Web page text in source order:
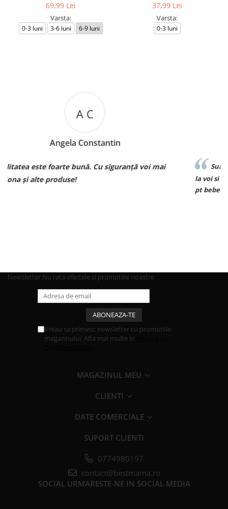
69,99 Lei
Varsta:
0-3 luni 3-6 luni 6-9 luni
37,99 Lei
Varsta:
0-3 luni
voi mai
Sunt superbebe toate hainutele ce le am
la voi si de o calitate excelenta voi reveni curand
Newsletter Nu rata ofertele si promotiile noastre
Vreau sa primesc newsletter cu promotiile
magazinului. Afla mai multe in
MAGAZINUL MEU
CLIENTI
DATE COMERCIALE
SUPORT CLIENTI
0774980197
contact@bestmama.ro
SOCIAL URMARESTE-NE IN SOCIAL MEDIA